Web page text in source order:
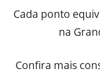
Cada ponto
na
Confira mais